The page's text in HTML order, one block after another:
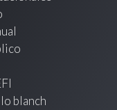
blanch